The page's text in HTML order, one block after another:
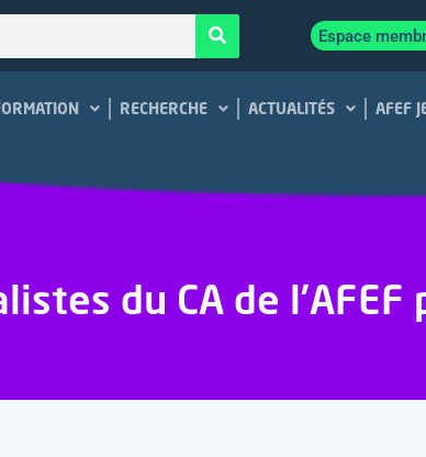
Espace
RECHERCHE ACTUALITÉS AFEF
du CA de